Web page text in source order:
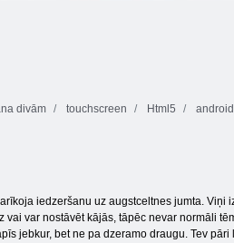
divām touchscreen Html5 android
iedzeršanu uz augstceltnes jumta.
var nostāvēt kājās, tāpēc nevar normāli
jebkur, bet ne pa dzeramo draugu. Tev